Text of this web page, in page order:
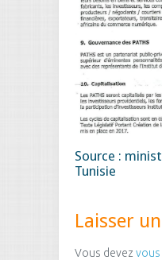
Source :
Tunisie
Laisser
Vous devez